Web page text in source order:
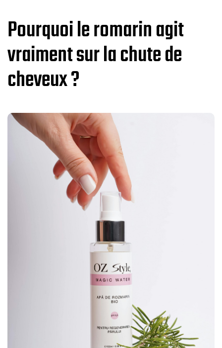
Pourquoi le romarin agit
vraiment sur la chute de
cheveux ?